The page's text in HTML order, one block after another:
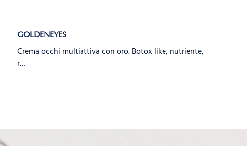
GOLDENEYES
Crema occhi multiattiva con oro. Botox like, nutriente,
r…